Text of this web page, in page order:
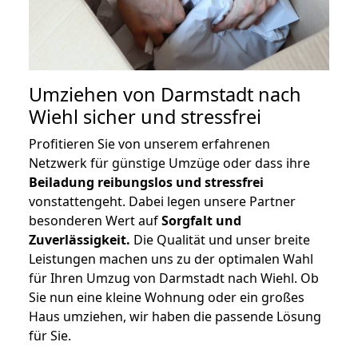
Umziehen von Darmstadt nach
Wiehl sicher und stressfrei
Profitieren Sie von unserem erfahrenen
Netzwerk für günstige Umzüge oder dass ihre
Beiladung reibungslos und stressfrei
vonstattengeht. Dabei legen unsere Partner
besonderen Wert aufSorgfalt und
Zuverlässigkeit. Die Qualität und unser breite
Leistungen machen uns zu der optimalen Wahl
für Ihren Umzug von Darmstadt nach Wiehl. Ob
Sie nun eine kleine Wohnung oder ein großes
Haus umziehen, wir haben die passende Lösung
für Sie.